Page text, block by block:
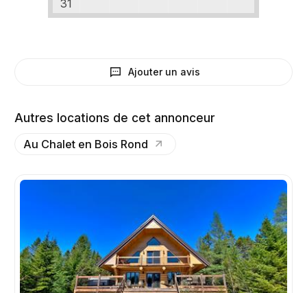
31
Ajouter un avis
Autres locations de cet annonceur
Au Chalet en Bois Rond